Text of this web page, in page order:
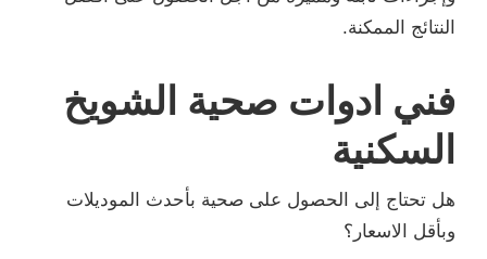
النتائج الممكنة.
فني ادوات صحية الشويخ
السكنية
هل تحتاج إلى الحصول على صحية بأحدث الموديلات
وبأقل الاسعار؟